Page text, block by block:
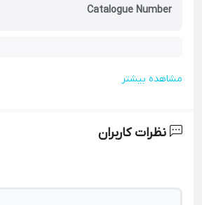
Catalogue Number
مشاهده بیشتر
نظرات کاربران